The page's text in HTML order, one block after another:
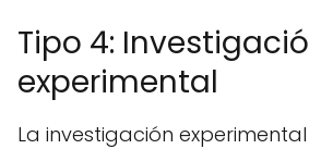
Tipo 4:
experimental
La investigación